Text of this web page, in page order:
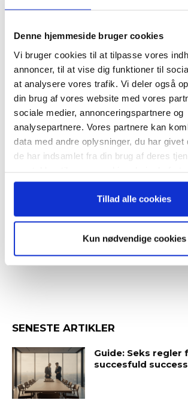
Denne hjemmeside bruger cookies
Vi bruger cookies til at tilpasse vores
annoncer, til at vise dig funktioner til
at analysere vores trafik. Vi deler også
din brug af vores website med vores
sociale medier, annonceringspartnere og
analysepartnere. Vores partnere kan
data med andre oplysninger, du har givet
de har indsamlet fra din brug af deres
anvende vores hjemmeside.
Tillad alle cookies
Kun nødvendige cookies
RELATEREDE ARTIKLER
Guide: Seks regler
succesfuld
Hvornår er det tid
med sin coach?
SENESTE ARTIKLER
Guide: Seks regler
succesfuld
Tilmeld dig vores
nyhedsbrev
– og modtag Ole
“Succes i en dansk
Bestyrelsesguidens ugentlige nyhedsbrev
Tilmeld